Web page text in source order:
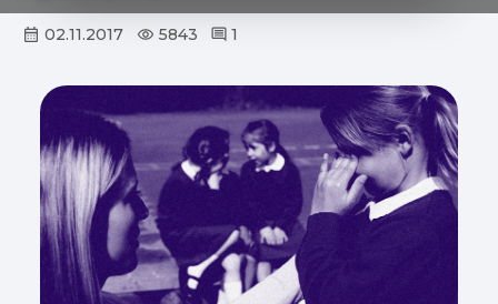
02.11.2017 5843 1